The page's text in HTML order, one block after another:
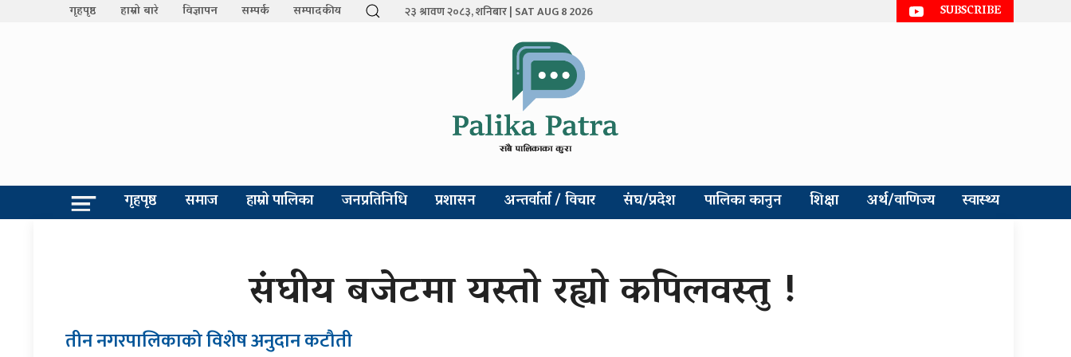
गृहपृष्ठ हाम्रो बारे विज्ञापन सम्पर्क सम्पादकीय २३ श्रावण २०८३, शनिबार | SAT AUG 8 2026 SUBSCRIBE
गृहपृष्ठ समाज हाम्रो पालिका जनप्रतिनिधि प्रशासन अन्तर्वार्ता / विचार संघ/प्रदेश पालिका कानुन शिक्षा अर्थ/वाणिज्य स्वास्थ्य
संघीय बजेटमा यस्तो रह्यो कपिलवस्तु !
तीन नगरपालिकाको विशेष अनुदान कटौती